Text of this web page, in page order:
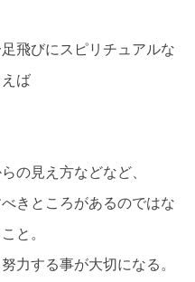
飛びにスピリチュアルな
ば
の見え方などなど、
きところがあるのではな
と。
力する事が大切になる。